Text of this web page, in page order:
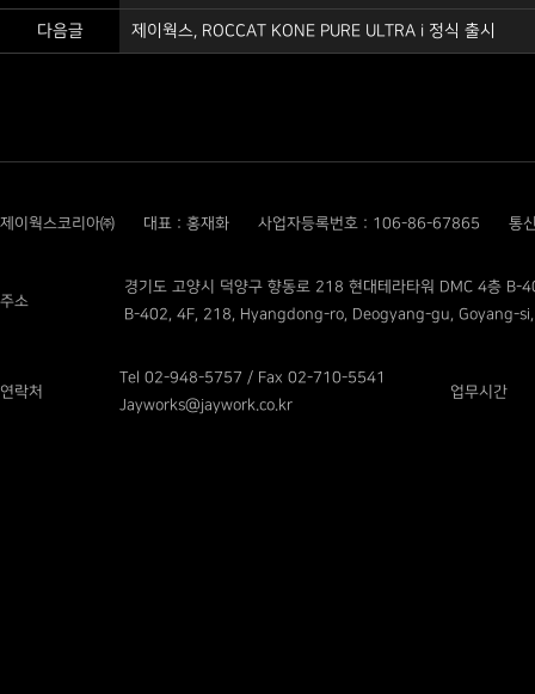
다음글 제이웍스, ROCCAT KONE PURE ULTRA i 정식 출시
제이웍스코리아㈜ 대표 : 홍재화 사업자등록번호 : 106-86-67865 통
주소
경기도 고양시 덕양구 향동로 218 현대테라타워 DMC 4층 B-
B-402, 4F, 218, Hyangdong-ro, Deogyang-gu, Goyang-
연락처
Tel 02-948-5757 / Fax 02-710-5541
Jayworks@jaywork.co.kr
업무시간